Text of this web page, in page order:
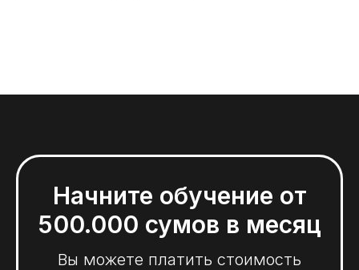
Начните обучение от
500.000 сумов в месяц
Вы можете платить стоимость